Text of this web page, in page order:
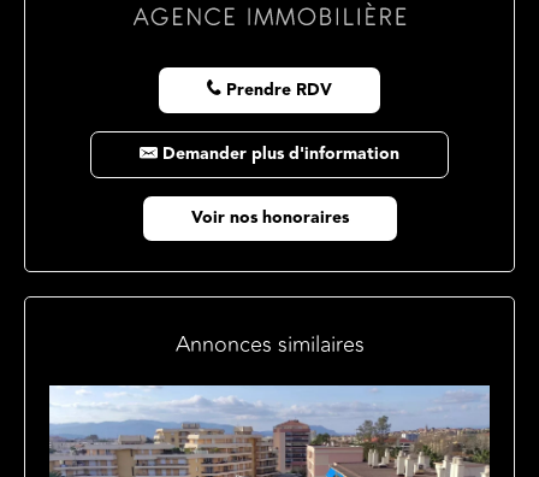
Prendre RDV
Demander plus d'information
Voir nos honoraires
Annonces similaires